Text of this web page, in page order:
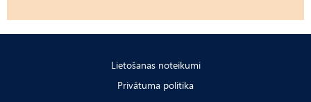
Lietošanas noteikumi
Privātuma politika